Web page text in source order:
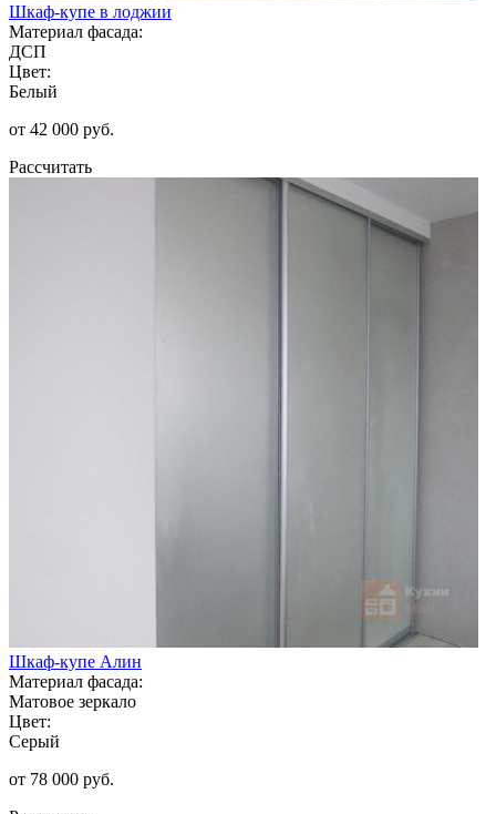
Шкаф-купе в лоджии
Материал фасада:
ДСП
Цвет:
Белый
от 42 000 руб.
Рассчитать
Шкаф-купе Алин
Материал фасада:
Матовое зеркало
Цвет:
Серый
от 78 000 руб.